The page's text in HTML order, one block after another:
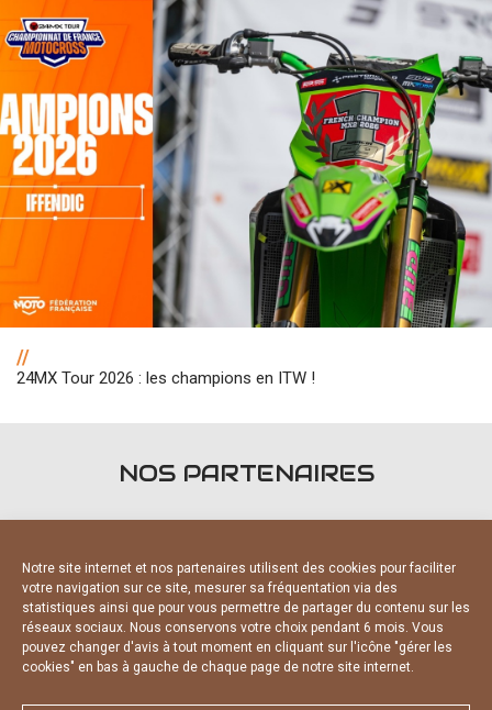
Notre site internet et nos partenaires utilisent des cookies pour faciliter
votre navigation sur ce site, mesurer sa fréquentation via des
statistiques ainsi que pour vous permettre de partager du contenu sur les
réseaux sociaux. Nous conservons votre choix pendant 6 mois. Vous
pouvez changer d'avis à tout moment en cliquant sur l'icône "gérer les
cookies" en bas à gauche de chaque page de notre site internet.
//
24MX Tour 2026 : les champions en ITW !
NOS PARTENAIRES
FOURNISSEURS OFFICIELS